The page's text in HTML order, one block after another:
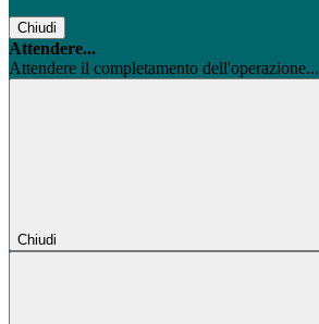
Chiudi
Attendere...
Attendere il completamento dell'operazione...
Chiudi